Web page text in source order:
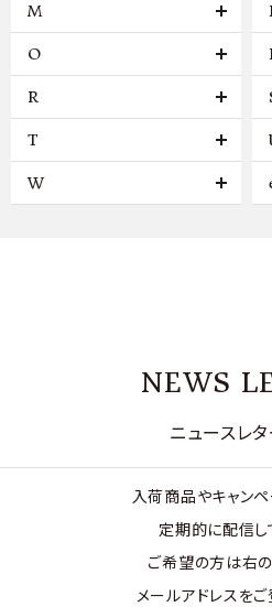
M
O
R
T
W
NEWS
ニュースレ
入荷商品やキャン
定期的に配信し
ご希望の方は右
メールアドレスを